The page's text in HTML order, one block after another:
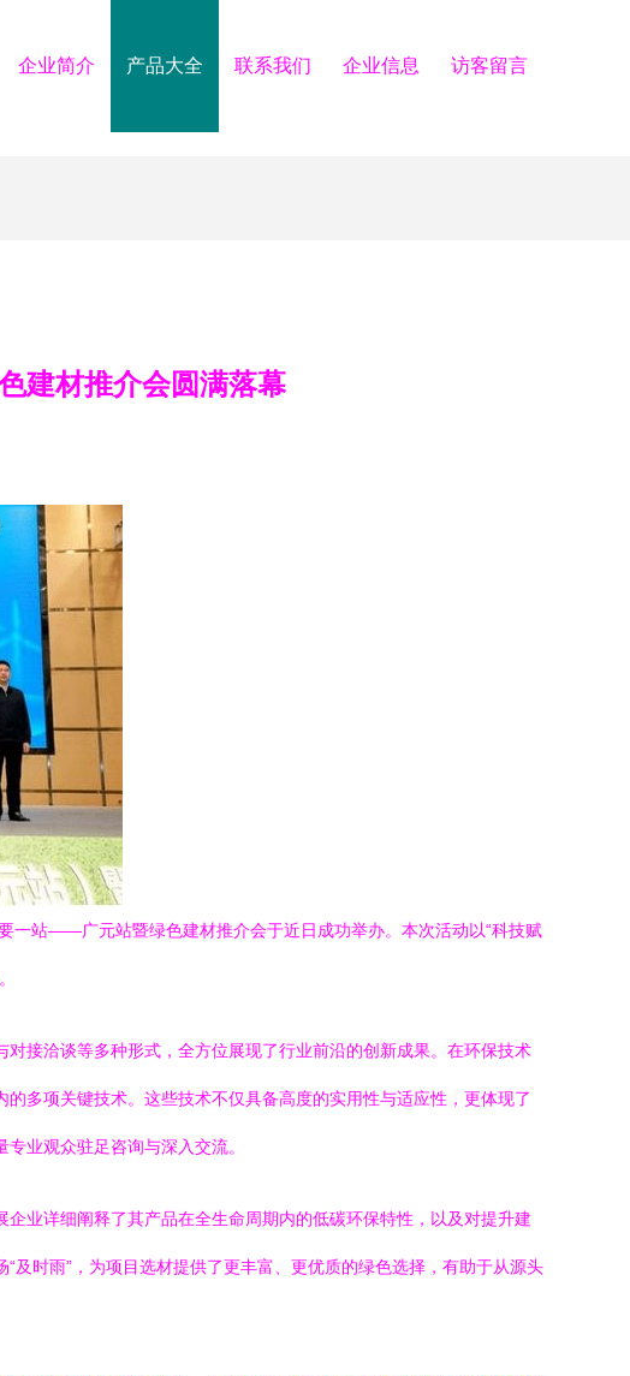
企业简介 产品大全 联系我们 企业信息 访客留言
建材推介会圆满落幕
一站——广元站暨绿色建材推介会于近日成功举办。本次活动以“科技赋
接洽谈等多种形式，全方位展现了行业前沿的创新成果。在环保技术
多项关键技术。这些技术不仅具备高度的实用性与适应性，更体现了
业观众驻足咨询与深入交流。
业详细阐释了其产品在全生命周期内的低碳环保特性，以及对提升建
时雨”，为项目选材提供了更丰富、更优质的绿色选择，有助于从源头